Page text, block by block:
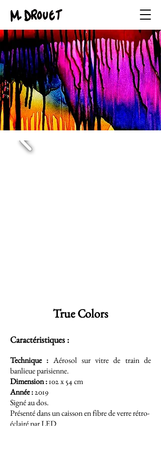
True Colors
Caractéristiques :
Technique : Aérosol sur vitre de train de
banlieue parisienne.
Dimension :102 x 54 cm
Année :2019
Signé au dos.
Présenté dans un caisson en fibre de verre rétro-
éclairé par LED